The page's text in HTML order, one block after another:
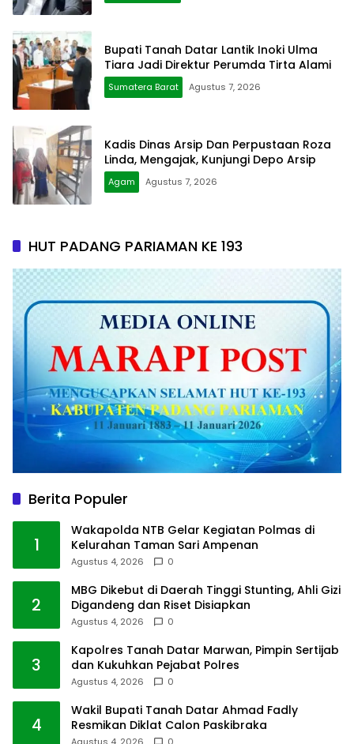
Bupati Tanah Datar Lantik Inoki Ulma
Tiara Jadi Direktur Perumda Tirta Alami
Sumatera Barat Agustus 7, 2026
Kadis Dinas Arsip Dan Perpustaan Roza
Linda, Mengajak, Kunjungi Depo Arsip
Agam Agustus 7, 2026
HUT PADANG PARIAMAN KE 193
Berita Populer
1
Wakapolda NTB Gelar Kegiatan Polmas di
Kelurahan Taman Sari Ampenan
Agustus 4, 2026 0
2
MBG Dikebut di Daerah Tinggi Stunting, Ahli Gizi
Digandeng dan Riset Disiapkan
Agustus 4, 2026 0
3
Kapolres Tanah Datar Marwan, Pimpin Sertijab
dan Kukuhkan Pejabat Polres
Agustus 4, 2026 0
4
Wakil Bupati Tanah Datar Ahmad Fadly
Resmikan Diklat Calon Paskibraka
Agustus 4, 2026 0